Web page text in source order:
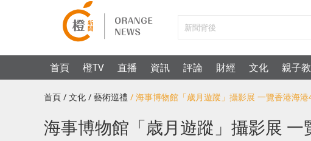
首頁 橙TV 直播 資訊 評論 財經 文化 親子
首頁 / 文化 / 藝術巡禮 / 海事博物館「歳月遊蹤」攝影展 一覽香港海
海事博物館「歳月遊蹤」攝影展